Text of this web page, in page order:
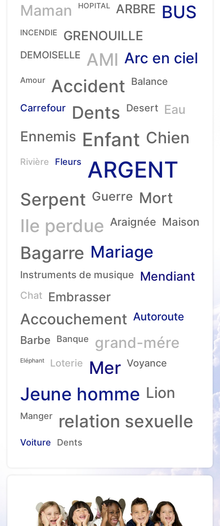
Maman HOPITAL ARBRE BUS
INCENDIE GRENOUILLE
DEMOISELLE AMI Arc en ciel
Amour Accident Balance
Carrefour Dents Desert Eau
Ennemis Enfant Chien
Rivière Fleurs ARGENT
Serpent Guerre Mort
Ile perdue Araignée Maison
Bagarre Mariage
Instruments de musique Mendiant
Chat Embrasser
Accouchement Autoroute
Barbe
Banque grand-mére
Eléphant Loterie Mer Voyance
Jeune homme Lion
Manger relation sexuelle
Voiture Dents